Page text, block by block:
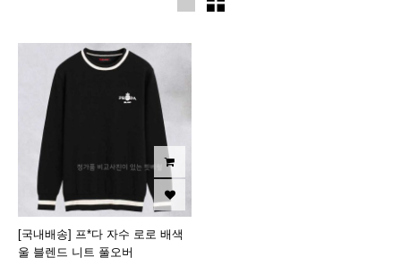
[국내배송] 프*다 자수 로로 배색
울 블렌드 니트 풀오버